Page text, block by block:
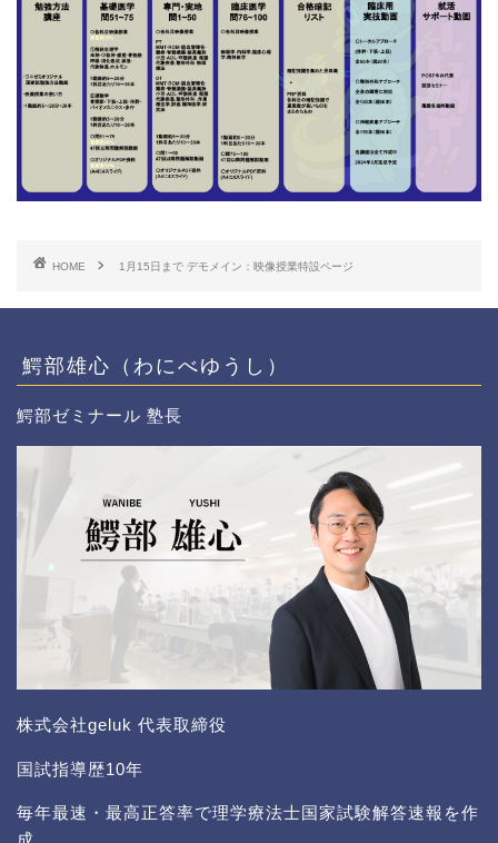
HOME 1月15日まで デモメイン：映像授業特設ページ
鰐部雄心（わにべゆうし）
鰐部ゼミナール 塾長
株式会社geluk 代表取締役
国試指導歴10年
毎年最速・最高正答率で理学療法士国家試験解答速報を作
成